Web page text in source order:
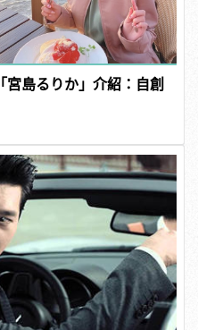
島るりか」介紹：自創